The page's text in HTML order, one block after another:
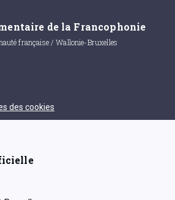
de la Francophonie
française / Wallonie-Bruxelles
des cookies